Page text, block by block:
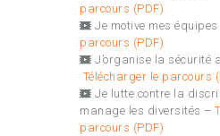
parcours (PDF)
Je motive mes
parcours (PDF)
J’organise la sécurité
Télécharger le parcours
Je lutte contre la
manage les diversités –
parcours (PDF)